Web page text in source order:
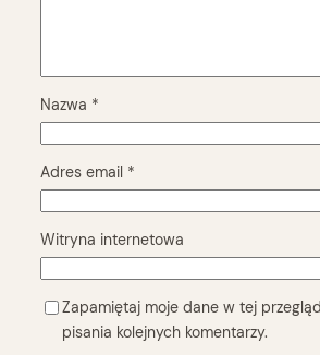
Nazwa *
Adres email *
Witryna internetowa
Zapamiętaj moje dane w tej
pisania kolejnych komentarzy.